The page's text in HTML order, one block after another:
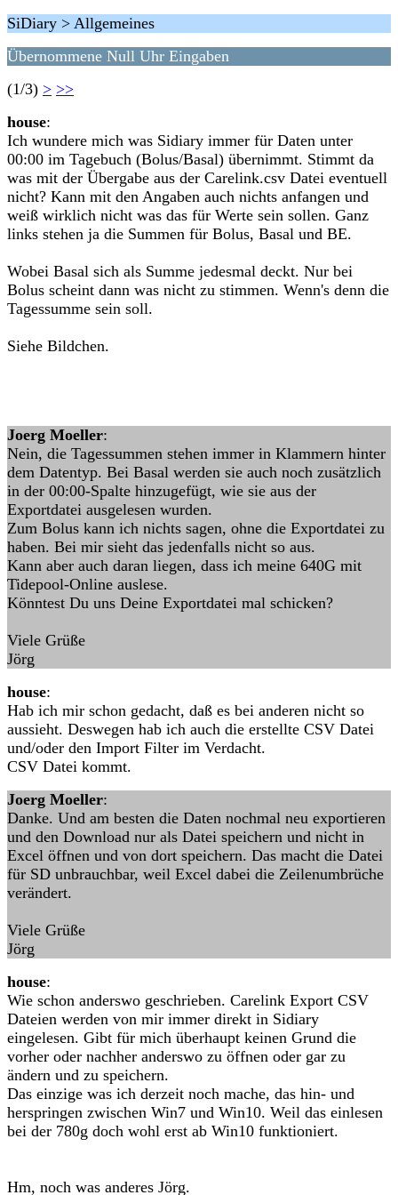
SiDiary > Allgemeines
Übernommene Null Uhr Eingaben
(1/3) > >>
house:
Ich wundere mich was Sidiary immer für Daten unter
00:00 im Tagebuch (Bolus/Basal) übernimmt. Stimmt da
was mit der Übergabe aus der Carelink.csv Datei eventuell
nicht? Kann mit den Angaben auch nichts anfangen und
weiß wirklich nicht was das für Werte sein sollen. Ganz
links stehen ja die Summen für Bolus, Basal und BE.
Wobei Basal sich als Summe jedesmal deckt. Nur bei
Bolus scheint dann was nicht zu stimmen. Wenn's denn die
Tagessumme sein soll.
Siehe Bildchen.
Joerg Moeller:
Nein, die Tagessummen stehen immer in Klammern hinter
dem Datentyp. Bei Basal werden sie auch noch zusätzlich
in der 00:00-Spalte hinzugefügt, wie sie aus der
Exportdatei ausgelesen wurden.
Zum Bolus kann ich nichts sagen, ohne die Exportdatei zu
haben. Bei mir sieht das jedenfalls nicht so aus.
Kann aber auch daran liegen, dass ich meine 640G mit
Tidepool-Online auslese.
Könntest Du uns Deine Exportdatei mal schicken?
Viele Grüße
Jörg
house:
Hab ich mir schon gedacht, daß es bei anderen nicht so
aussieht. Deswegen hab ich auch die erstellte CSV Datei
und/oder den Import Filter im Verdacht.
CSV Datei kommt.
Joerg Moeller:
Danke. Und am besten die Daten nochmal neu exportieren
und den Download nur als Datei speichern und nicht in
Excel öffnen und von dort speichern. Das macht die Datei
für SD unbrauchbar, weil Excel dabei die Zeilenumbrüche
verändert.
Viele Grüße
Jörg
house:
Wie schon anderswo geschrieben. Carelink Export CSV
Dateien werden von mir immer direkt in Sidiary
eingelesen. Gibt für mich überhaupt keinen Grund die
vorher oder nachher anderswo zu öffnen oder gar zu
ändern und zu speichern.
Das einzige was ich derzeit noch mache, das hin- und
herspringen zwischen Win7 und Win10. Weil das einlesen
bei der 780g doch wohl erst ab Win10 funktioniert.
Hm, noch was anderes Jörg.